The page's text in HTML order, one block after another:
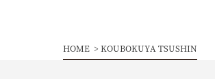
HOME KOUBOKUYA TSUSHIN